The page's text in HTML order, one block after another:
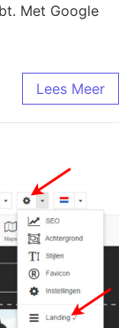
Met Google
Lees Meer